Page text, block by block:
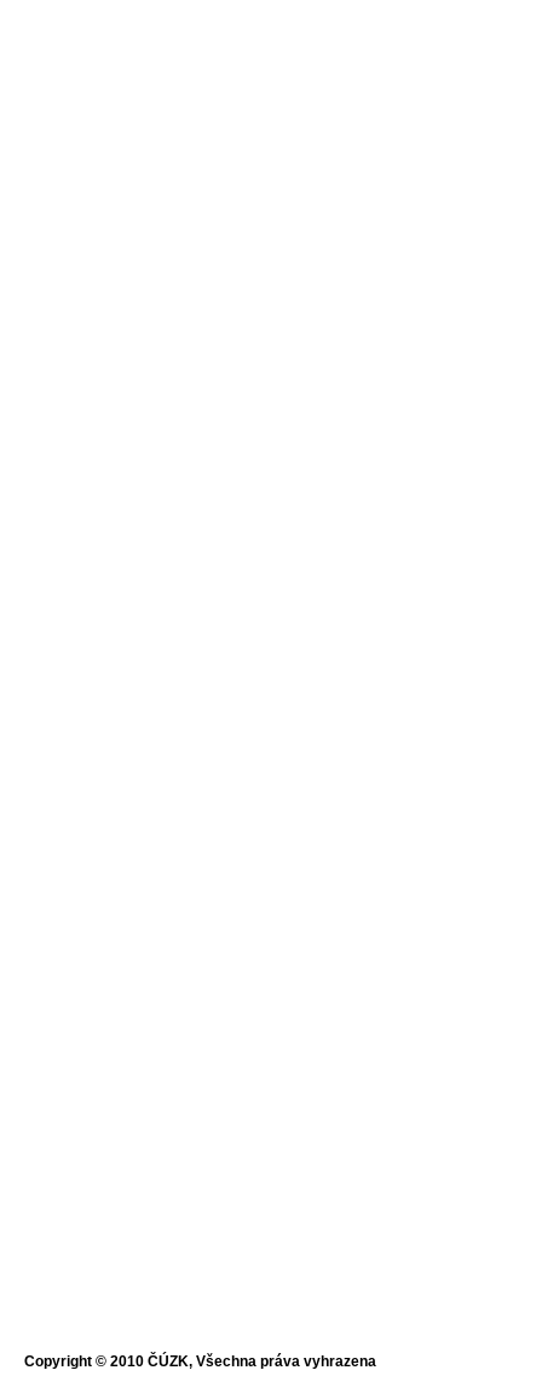
Copyright © 2010 ČÚZK, Všechna práva vyhrazena